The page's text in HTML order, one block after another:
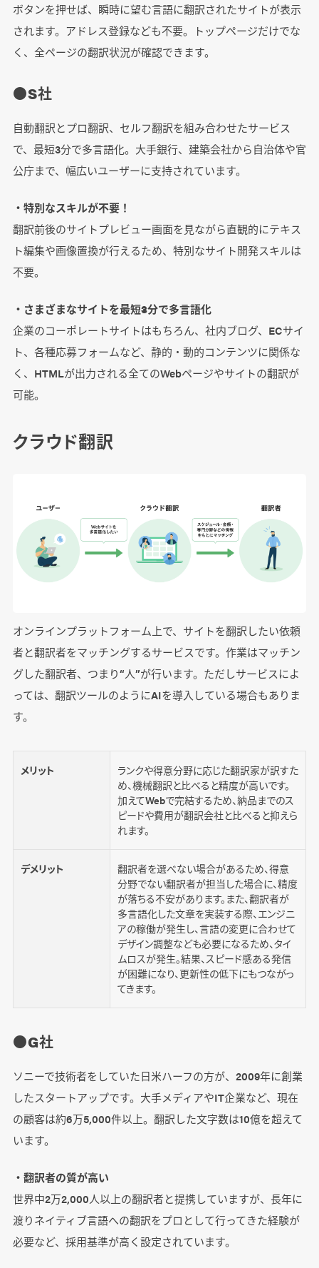
ボタンを押せば、瞬時に望む言語に翻訳されたサイトが表示
されます。アドレス登録なども不要。トップページだけでな
く、全ページの翻訳状況が確認できます。
●S社
自動翻訳とプロ翻訳、セルフ翻訳を組み合わせたサービス
で、最短3分で多言語化。大手銀行、建築会社から自治体や官
公庁まで、幅広いユーザーに支持されています。
・特別なスキルが不要！
翻訳前後のサイトプレビュー画面を見ながら直観的にテキス
ト編集や画像置換が行えるため、特別なサイト開発スキルは
不要。
・さまざまなサイトを最短3分で多言語化
企業のコーポレートサイトはもちろん、社内ブログ、ECサイ
ト、各種応募フォームなど、静的・動的コンテンツに関係な
く、HTMLが出力される全てのWebページやサイトの翻訳が
可能。
クラウド翻訳
オンラインプラットフォーム上で、サイトを翻訳したい依頼
者と翻訳者をマッチングするサービスです。作業はマッチン
グした翻訳者、つまり“人”が行います。ただしサービスによ
っては、翻訳ツールのようにAIを導入している場合もありま
す。
メリット
ランクや得意分野に応じた翻訳家が訳すた
め、機械翻訳と比べると精度が高いです。
加えてWebで完結するため、納品までのス
ピードや費用が翻訳会社と比べると抑えら
れます。
デメリット
翻訳者を選べない場合があるため、得意
分野でない翻訳者が担当した場合に、精度
が落ちる不安があります。また、翻訳者が
多言語化した文章を実装する際、エンジニ
アの稼働が発生し、言語の変更に合わせて
デザイン調整なども必要になるため、タイ
ムロスが発生。結果、スピード感ある発信
が困難になり、更新性の低下にもつながっ
てきます。
●G社
ソニーで技術者をしていた日米ハーフの方が、2009年に創業
したスタートアップです。大手メディアやIT企業など、現在
の顧客は約6万5,000件以上。翻訳した文字数は10億を超えて
います。
・翻訳者の質が高い
世界中2万2,000人以上の翻訳者と提携していますが、長年に
渡りネイティブ言語への翻訳をプロとして行ってきた経験が
必要など、採用基準が高く設定されています。